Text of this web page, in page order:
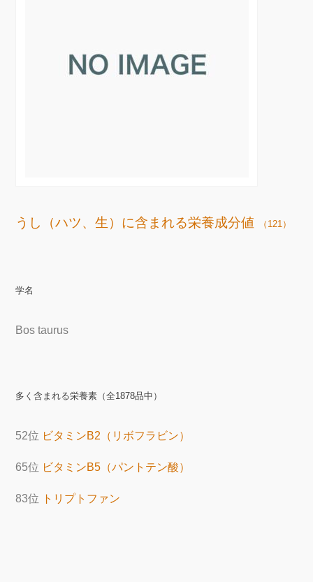
うし（ハツ、生）に含まれる栄養成分値 （121）
学名
Bos taurus
多く含まれる栄養素（全1878品中）
52位 ビタミンB2（リボフラビン）
65位 ビタミンB5（パントテン酸）
83位 トリプトファン